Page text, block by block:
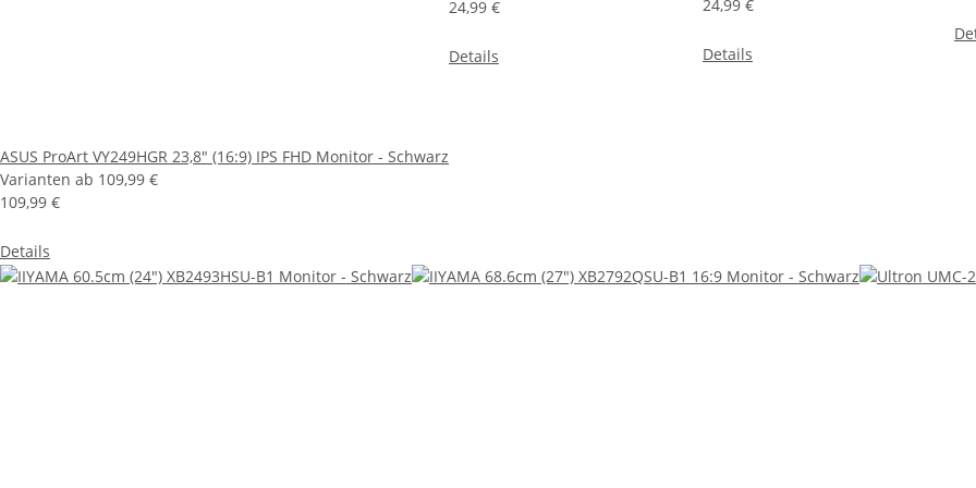
ASUS ProArt VY249HGR 23,8" (16:9) IPS FHD Monitor - Schwarz
Varianten ab 109,99 €
109,99 €
Details
24,99 €
Details
24,99 €
Details